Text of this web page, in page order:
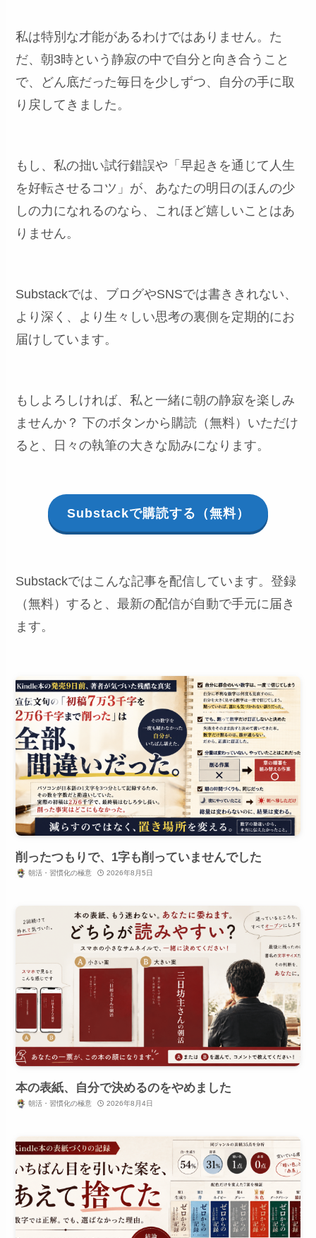
私は特別な才能があるわけではありません。た
だ、朝3時という静寂の中で自分と向き合うこと
で、どん底だった毎日を少しずつ、自分の手に取
り戻してきました。
もし、私の拙い試行錯誤や「早起きを通じて人生
を好転させるコツ」が、あなたの明日のほんの少
しの力になれるのなら、これほど嬉しいことはあ
りません。
Substackでは、ブログやSNSでは書ききれない、
より深く、より生々しい思考の裏側を定期的にお
届けしています。
もしよろしければ、私と一緒に朝の静寂を楽しみ
ませんか？ 下のボタンから購読（無料）いただけ
ると、日々の執筆の大きな励みになります。
Substackで購読する（無料）
Substackではこんな記事を配信しています。登録
（無料）すると、最新の配信が自動で手元に届き
ます。
削ったつもりで、1字も削っていませんでした
朝活・習慣化の極意 2026年8月5日
本の表紙、自分で決めるのをやめました
朝活・習慣化の極意 2026年8月4日